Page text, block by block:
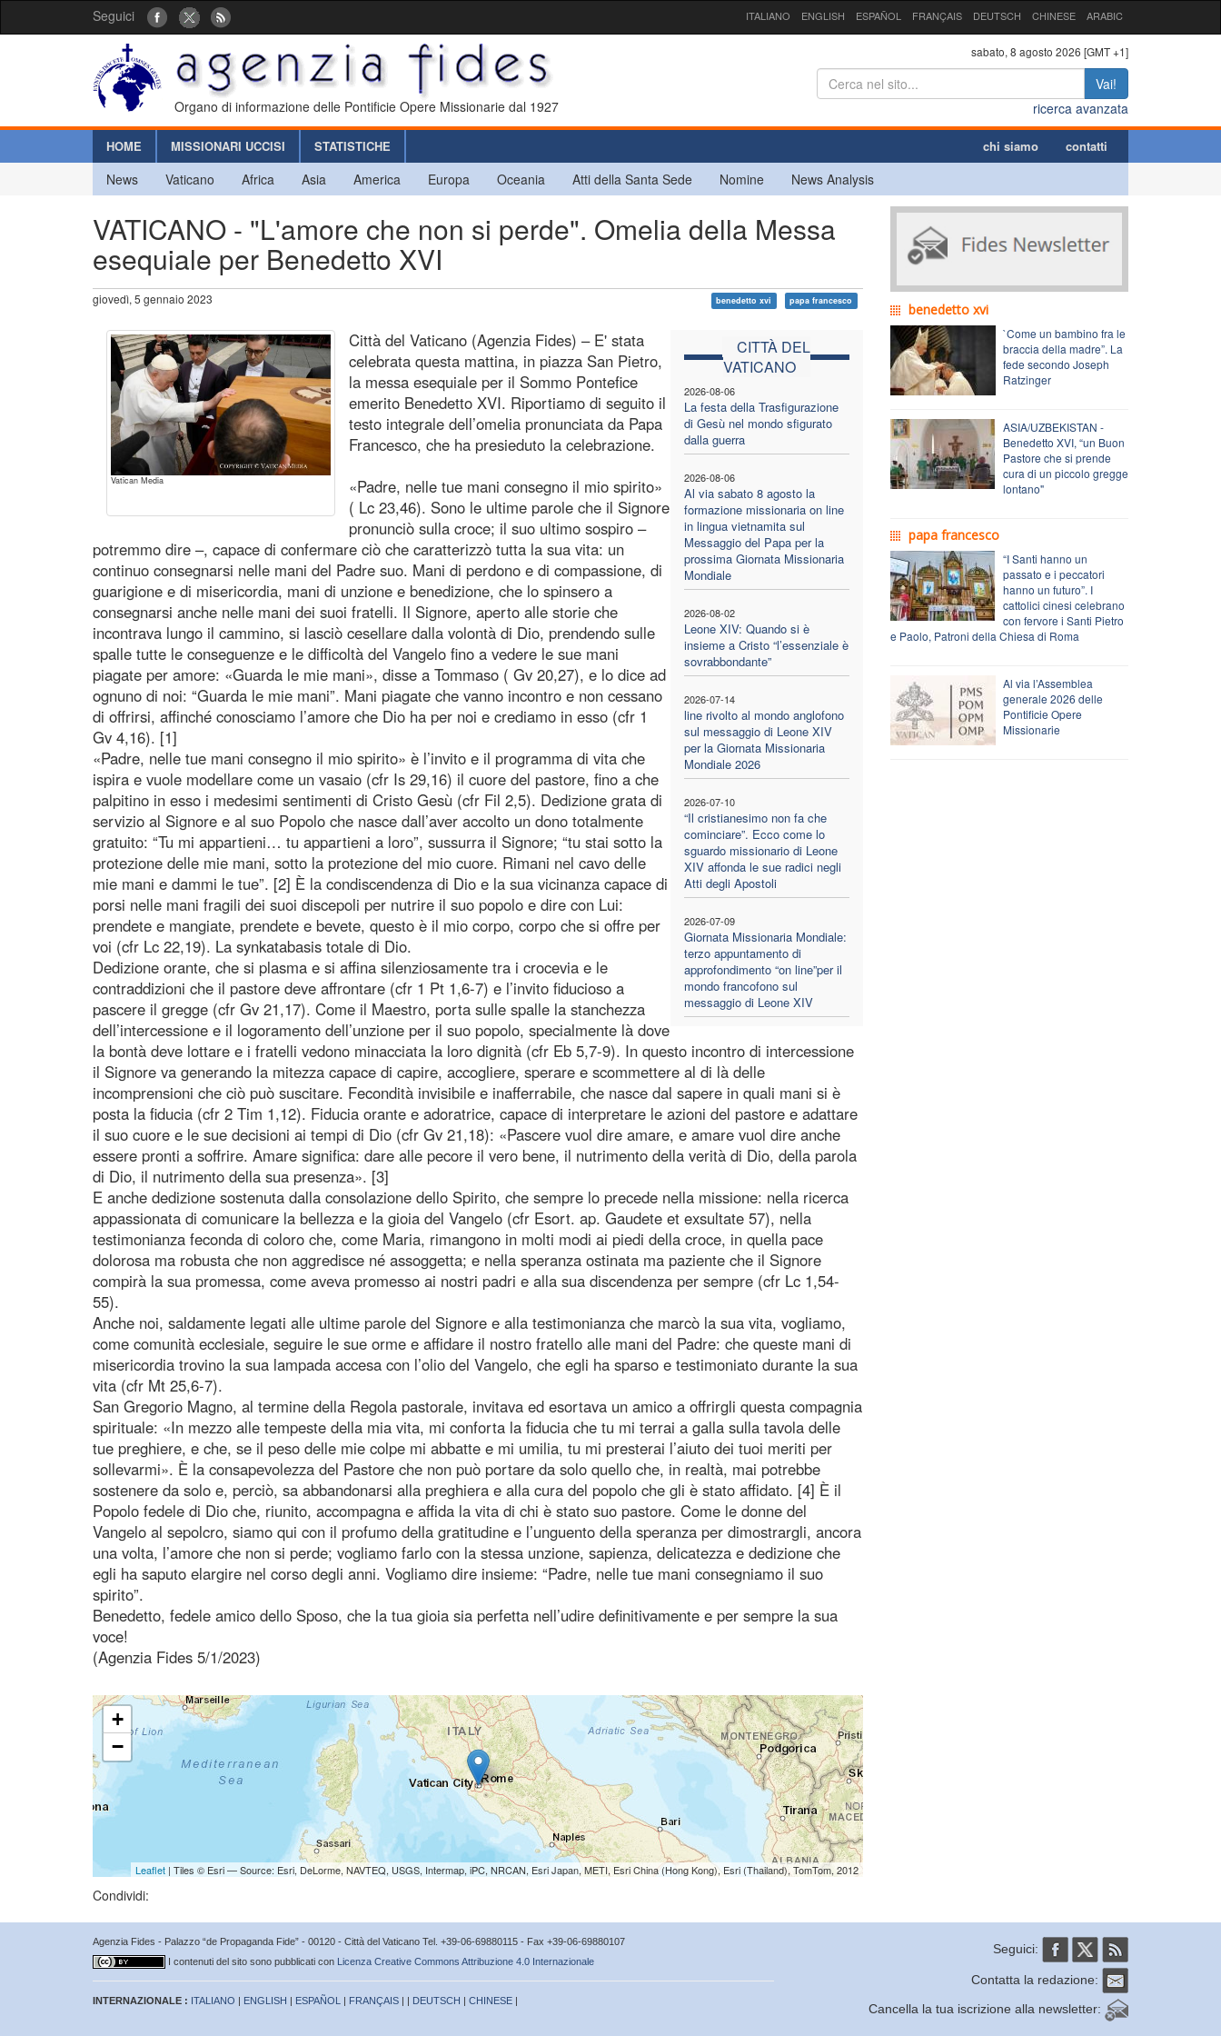
Seguici ITALIANO ENGLISH ESPAÑOL FRANÇAIS DEUTSCH CHINESE ARABIC
Organo di informazione delle Pontificie Opere Missionarie dal 1927
sabato, 8 agosto 2026 [GMT +1]
Vai!
ricerca avanzata
HOME MISSIONARI UCCISI STATISTICHE chi siamo contatti
News Vaticano Africa Asia America Europa Oceania Atti della Santa Sede Nomine News Analysis
VATICANO - "L'amore che non si perde". Omelia della Messa
esequiale per Benedetto XVI
giovedì, 5 gennaio 2023 benedetto xvi papa francesco
Vatican Media
CITTÀ DEL
VATICANO
2026-08-06
La festa della Trasfigurazione
di Gesù nel mondo sfigurato
dalla guerra
2026-08-06
Al via sabato 8 agosto la
formazione missionaria on line
in lingua vietnamita sul
Messaggio del Papa per la
prossima Giornata Missionaria
Mondiale
2026-08-02
Leone XIV: Quando si è
insieme a Cristo “l’essenziale è
sovrabbondante”
2026-07-14
line rivolto al mondo anglofono
sul messaggio di Leone XIV
per la Giornata Missionaria
Mondiale 2026
2026-07-10
“Il cristianesimo non fa che
cominciare”. Ecco come lo
sguardo missionario di Leone
XIV affonda le sue radici negli
Atti degli Apostoli
2026-07-09
Giornata Missionaria Mondiale:
terzo appuntamento di
approfondimento “on line”per il
mondo francofono sul
messaggio di Leone XIV
Città del Vaticano (Agenzia Fides) – E' stata
celebrata questa mattina, in piazza San Pietro,
la messa esequiale per il Sommo Pontefice
emerito Benedetto XVI. Riportiamo di seguito il
testo integrale dell’omelia pronunciata da Papa
Francesco, che ha presieduto la celebrazione.
«Padre, nelle tue mani consegno il mio spirito»
( Lc 23,46). Sono le ultime parole che il Signore
pronunciò sulla croce; il suo ultimo sospiro –
potremmo dire –, capace di confermare ciò che caratterizzò tutta la sua vita: un
continuo consegnarsi nelle mani del Padre suo. Mani di perdono e di compassione, di
guarigione e di misericordia, mani di unzione e benedizione, che lo spinsero a
consegnarsi anche nelle mani dei suoi fratelli. Il Signore, aperto alle storie che
incontrava lungo il cammino, si lasciò cesellare dalla volontà di Dio, prendendo sulle
spalle tutte le conseguenze e le difficoltà del Vangelo fino a vedere le sue mani
piagate per amore: «Guarda le mie mani», disse a Tommaso ( Gv 20,27), e lo dice ad
ognuno di noi: “Guarda le mie mani”. Mani piagate che vanno incontro e non cessano
di offrirsi, affinché conosciamo l’amore che Dio ha per noi e crediamo in esso (cfr 1
Gv 4,16). [1]
«Padre, nelle tue mani consegno il mio spirito» è l’invito e il programma di vita che
ispira e vuole modellare come un vasaio (cfr Is 29,16) il cuore del pastore, fino a che
palpitino in esso i medesimi sentimenti di Cristo Gesù (cfr Fil 2,5). Dedizione grata di
servizio al Signore e al suo Popolo che nasce dall’aver accolto un dono totalmente
gratuito: “Tu mi appartieni… tu appartieni a loro”, sussurra il Signore; “tu stai sotto la
protezione delle mie mani, sotto la protezione del mio cuore. Rimani nel cavo delle
mie mani e dammi le tue”. [2] È la condiscendenza di Dio e la sua vicinanza capace di
porsi nelle mani fragili dei suoi discepoli per nutrire il suo popolo e dire con Lui:
prendete e mangiate, prendete e bevete, questo è il mio corpo, corpo che si offre per
voi (cfr Lc 22,19). La synkatabasis totale di Dio.
Dedizione orante, che si plasma e si affina silenziosamente tra i crocevia e le
contraddizioni che il pastore deve affrontare (cfr 1 Pt 1,6-7) e l’invito fiducioso a
pascere il gregge (cfr Gv 21,17). Come il Maestro, porta sulle spalle la stanchezza
dell’intercessione e il logoramento dell’unzione per il suo popolo, specialmente là dove
la bontà deve lottare e i fratelli vedono minacciata la loro dignità (cfr Eb 5,7-9). In questo incontro di intercessione
il Signore va generando la mitezza capace di capire, accogliere, sperare e scommettere al di là delle
incomprensioni che ciò può suscitare. Fecondità invisibile e inafferrabile, che nasce dal sapere in quali mani si è
posta la fiducia (cfr 2 Tim 1,12). Fiducia orante e adoratrice, capace di interpretare le azioni del pastore e adattare
il suo cuore e le sue decisioni ai tempi di Dio (cfr Gv 21,18): «Pascere vuol dire amare, e amare vuol dire anche
essere pronti a soffrire. Amare significa: dare alle pecore il vero bene, il nutrimento della verità di Dio, della parola
di Dio, il nutrimento della sua presenza». [3]
E anche dedizione sostenuta dalla consolazione dello Spirito, che sempre lo precede nella missione: nella ricerca
appassionata di comunicare la bellezza e la gioia del Vangelo (cfr Esort. ap. Gaudete et exsultate 57), nella
testimonianza feconda di coloro che, come Maria, rimangono in molti modi ai piedi della croce, in quella pace
dolorosa ma robusta che non aggredisce né assoggetta; e nella speranza ostinata ma paziente che il Signore
compirà la sua promessa, come aveva promesso ai nostri padri e alla sua discendenza per sempre (cfr Lc 1,54-
55).
Anche noi, saldamente legati alle ultime parole del Signore e alla testimonianza che marcò la sua vita, vogliamo,
come comunità ecclesiale, seguire le sue orme e affidare il nostro fratello alle mani del Padre: che queste mani di
misericordia trovino la sua lampada accesa con l’olio del Vangelo, che egli ha sparso e testimoniato durante la sua
vita (cfr Mt 25,6-7).
San Gregorio Magno, al termine della Regola pastorale, invitava ed esortava un amico a offrirgli questa compagnia
spirituale: «In mezzo alle tempeste della mia vita, mi conforta la fiducia che tu mi terrai a galla sulla tavola delle
tue preghiere, e che, se il peso delle mie colpe mi abbatte e mi umilia, tu mi presterai l’aiuto dei tuoi meriti per
sollevarmi». È la consapevolezza del Pastore che non può portare da solo quello che, in realtà, mai potrebbe
sostenere da solo e, perciò, sa abbandonarsi alla preghiera e alla cura del popolo che gli è stato affidato. [4] È il
Popolo fedele di Dio che, riunito, accompagna e affida la vita di chi è stato suo pastore. Come le donne del
Vangelo al sepolcro, siamo qui con il profumo della gratitudine e l’unguento della speranza per dimostrargli, ancora
una volta, l’amore che non si perde; vogliamo farlo con la stessa unzione, sapienza, delicatezza e dedizione che
egli ha saputo elargire nel corso degli anni. Vogliamo dire insieme: “Padre, nelle tue mani consegniamo il suo
spirito”.
Benedetto, fedele amico dello Sposo, che la tua gioia sia perfetta nell’udire definitivamente e per sempre la sua
voce!
(Agenzia Fides 5/1/2023)
+
−
Leaflet| Tiles © Esri — Source: Esri, DeLorme, NAVTEQ, USGS, Intermap, iPC, NRCAN, Esri Japan, METI, Esri China (Hong Kong), Esri (Thailand), TomTom, 2012
Condividi:
benedetto xvi
`Come un bambino fra le
braccia della madre”. La
fede secondo Joseph
Ratzinger
ASIA/UZBEKISTAN -
Benedetto XVI, “un Buon
Pastore che si prende
cura di un piccolo gregge
lontano"
papa francesco
“I Santi hanno un
passato e i peccatori
hanno un futuro”. I
cattolici cinesi celebrano
con fervore i Santi Pietro
e Paolo, Patroni della Chiesa di Roma
Al via l’Assemblea
generale 2026 delle
Pontificie Opere
Missionarie
Agenzia Fides - Palazzo “de Propaganda Fide” - 00120 - Città del Vaticano Tel. +39-06-69880115 - Fax +39-06-69880107
I contenuti del sito sono pubblicati con Licenza Creative Commons Attribuzione 4.0 Internazionale
INTERNAZIONALE : ITALIANO | ENGLISH | ESPAÑOL | FRANÇAIS | | DEUTSCH | CHINESE |
Seguici:
Contatta la redazione:
Cancella la tua iscrizione alla newsletter: